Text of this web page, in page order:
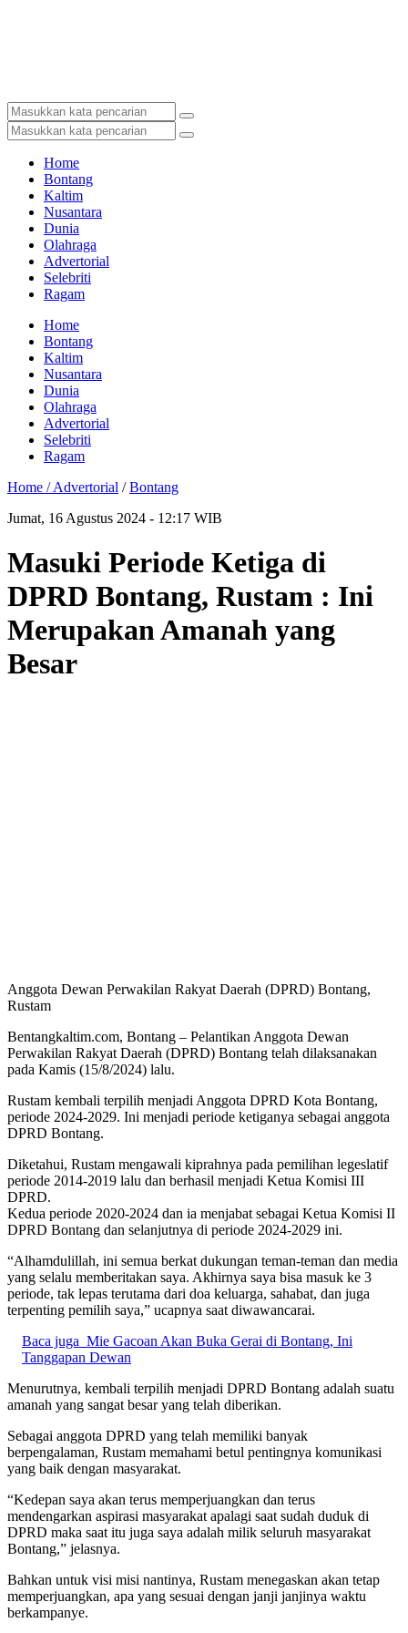
Home
Bontang
Kaltim
Nusantara
Dunia
Olahraga
Advertorial
Selebriti
Ragam
Home
Bontang
Kaltim
Nusantara
Dunia
Olahraga
Advertorial
Selebriti
Ragam
Home /Advertorial /Bontang
Jumat, 16 Agustus 2024 - 12:17 WIB
Masuki Periode Ketiga di
DPRD Bontang, Rustam : Ini
Merupakan Amanah yang
Besar
Anggota Dewan Perwakilan Rakyat Daerah (DPRD) Bontang,
Rustam
Bentangkaltim.com, Bontang – Pelantikan Anggota Dewan
Perwakilan Rakyat Daerah (DPRD) Bontang telah dilaksanakan
pada Kamis (15/8/2024) lalu.
Rustam kembali terpilih menjadi Anggota DPRD Kota Bontang,
periode 2024-2029. Ini menjadi periode ketiganya sebagai anggota
DPRD Bontang.
Diketahui, Rustam mengawali kiprahnya pada pemilihan legeslatif
periode 2014-2019 lalu dan berhasil menjadi Ketua Komisi III
DPRD.
Kedua periode 2020-2024 dan ia menjabat sebagai Ketua Komisi II
DPRD Bontang dan selanjutnya di periode 2024-2029 ini.
“Alhamdulillah, ini semua berkat dukungan teman-teman dan media
yang selalu memberitakan saya. Akhirnya saya bisa masuk ke 3
periode, tak lepas terutama dari doa keluarga, sahabat, dan juga
terpenting pemilih saya,” ucapnya saat diwawancarai.
Baca juga Mie Gacoan Akan Buka Gerai di Bontang, Ini
Tanggapan Dewan
Menurutnya, kembali terpilih menjadi DPRD Bontang adalah suatu
amanah yang sangat besar yang telah diberikan.
Sebagai anggota DPRD yang telah memiliki banyak
berpengalaman, Rustam memahami betul pentingnya komunikasi
yang baik dengan masyarakat.
“Kedepan saya akan terus memperjuangkan dan terus
mendengarkan aspirasi masyarakat apalagi saat sudah duduk di
DPRD maka saat itu juga saya adalah milik seluruh masyarakat
Bontang,” jelasnya.
Bahkan untuk visi misi nantinya, Rustam menegaskan akan tetap
memperjuangkan, apa yang sesuai dengan janji janjinya waktu
berkampanye.